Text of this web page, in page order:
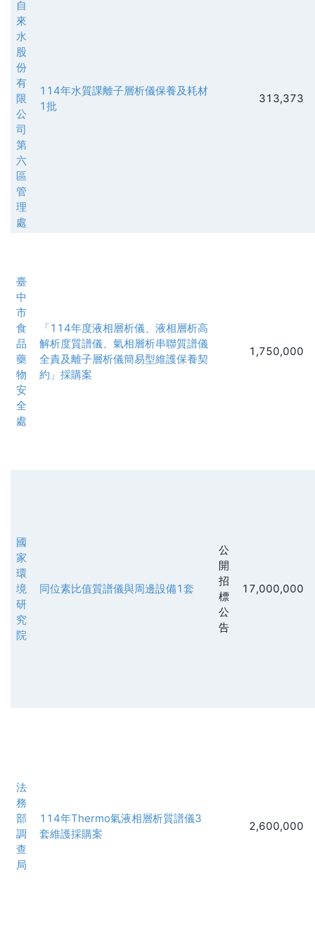
自
來
水
股
份
有
限
公
司
第
六
區
管
理
處
114年水質課離子層析儀保養及耗材
1批
313,373
臺
中
市
食
品
藥
物
安
全
處
「114年度液相層析儀、液相層析高
解析度質譜儀、氣相層析串聯質譜儀
全責及離子層析儀簡易型維護保養契
約」採購案
1,750,000
國
家
環
境
研
究
院
同位素比值質譜儀與周邊設備1套
公
開
招
標
公
告
17,000,000
法
務
部
調
查
局
114年Thermo氣液相層析質譜儀3
套維護採購案
2,600,000